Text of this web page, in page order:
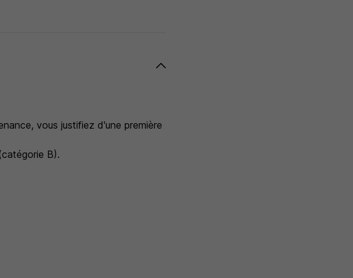
vous justifiez d'une première
B).